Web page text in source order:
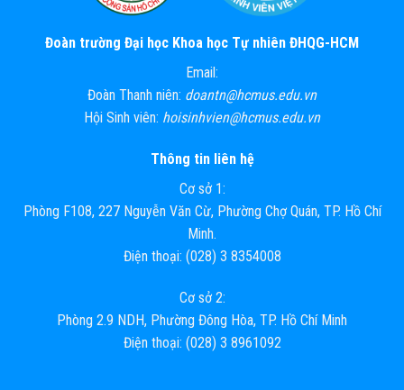
Đoàn trường Đại học Khoa học Tự nhiên ĐHQG-HCM
Email:
Đoàn Thanh niên: doantn@hcmus.edu.vn
Hội Sinh viên: hoisinhvien@hcmus.edu.vn
Thông tin liên hệ
Cơ sở 1:
Phòng F108, 227 Nguyễn Văn Cừ, Phường Chợ Quán, TP. Hồ Chí
Minh.
Điện thoại: (028) 3 8354008
Cơ sở 2:
Phòng 2.9 NDH, Phường Đông Hòa, TP. Hồ Chí Minh
Điện thoại: (028) 3 8961092